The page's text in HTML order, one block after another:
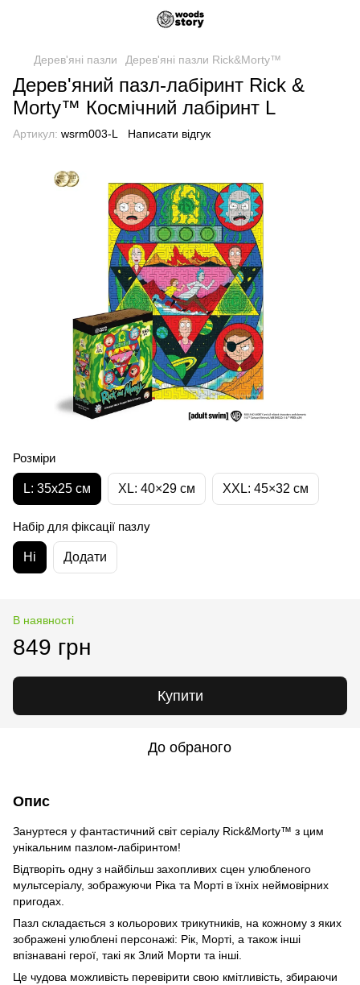
Дерев'яні пазли Дерев'яні пазли Rick&Morty™
Дерев'яний пазл-лабіринт Rick &
Morty™ Космічний лабіринт L
Артикул: wsrm003-L Написати відгук
Розміри
L: 35х25 см XL: 40×29 см XXL: 45×32 cм
Набір для фіксації пазлу
Ні Додати
В наявності
849 грн
Купити
До обраного
Опис
Зануртеся у фантастичний світ серіалу Rick&Morty™ з цим
унікальним пазлом-лабіринтом!
Відтворіть одну з найбільш захопливих сцен улюбленого
мультсеріалу, зображуючи Ріка та Морті в їхніх неймовірних
пригодах.
Пазл складається з кольорових трикутників, на кожному з яких
зображені улюблені персонажі: Рік, Морті, а також інші
впізнавані герої, такі як Злий Морти та інші.
Це чудова можливість перевірити свою кмітливість, збираючи